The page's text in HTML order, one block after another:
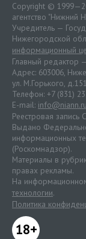
Copyright ©
агентство
Учредитель —
Нижегородской
информационный
Главный редактор
Адрес: 603006,
ул. М.Горького,
Телефон: +7 (831)
E-mail: info@niann.ru
Реестровая
Выдано
информационных
(Роскомнадзор).
Материалы в
правах рекламы.
На
технологии.
Политика
18+